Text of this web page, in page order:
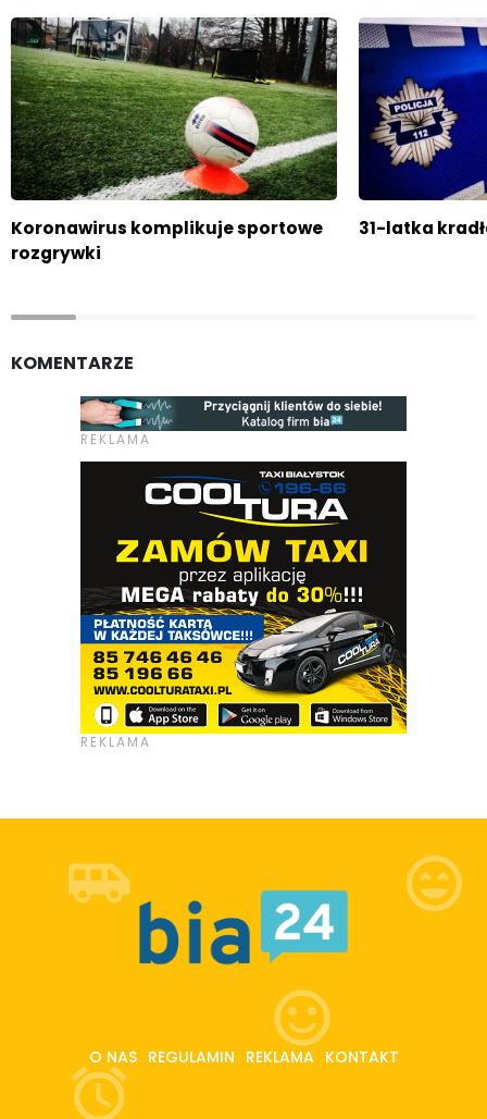
Koronawirus komplikuje sportowe
rozgrywki
31-latka
KOMENTARZE
O NAS REGULAMIN REKLAMA KONTAKT